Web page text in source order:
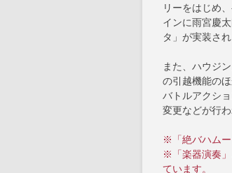
リーをはじめ
インに雨宮慶
タ」が実装され
また、ハウジ
の引越機能の
バトルアクシ
変更などが行わ
※「絶バハムー
※「楽器演奏」
ています。